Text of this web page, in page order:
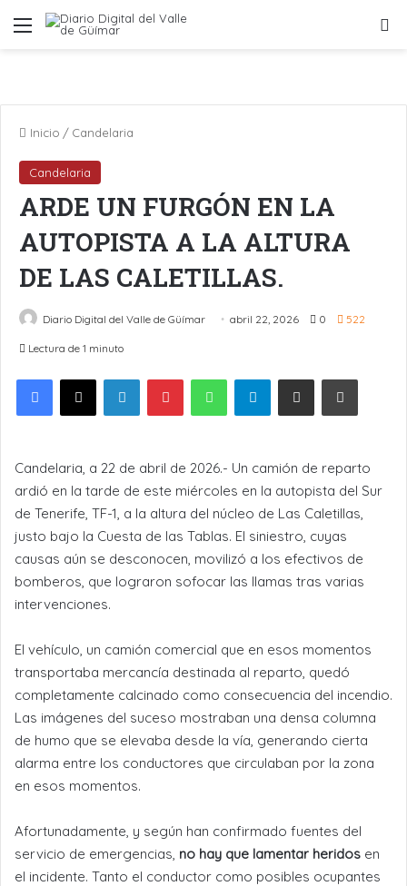
Menú
Inicio / Candelaria
Candelaria
ARDE UN FURGÓN EN LA
AUTOPISTA A LA ALTURA
DE LAS CALETILLAS.
Diario Digital del Valle de Güímar abril 22, 2026 0 522
Lectura de 1 minuto
LinkedInPinterestWhatsAppTelegramCompartir por Email Imprimir
Candelaria, a 22 de abril de 2026.- Un camión de reparto
ardió en la tarde de este miércoles en la autopista del Sur
de Tenerife, TF-1, a la altura del núcleo de Las Caletillas,
justo bajo la Cuesta de las Tablas. El siniestro, cuyas
causas aún se desconocen, movilizó a los efectivos de
bomberos, que lograron sofocar las llamas tras varias
intervenciones.
El vehículo, un camión comercial que en esos momentos
transportaba mercancía destinada al reparto, quedó
completamente calcinado como consecuencia del incendio.
Las imágenes del suceso mostraban una densa columna
de humo que se elevaba desde la vía, generando cierta
alarma entre los conductores que circulaban por la zona
en esos momentos.
Afortunadamente, y según han confirmado fuentes del
servicio de emergencias, no hay que lamentar heridos en
el incidente. Tanto el conductor como posibles ocupantes